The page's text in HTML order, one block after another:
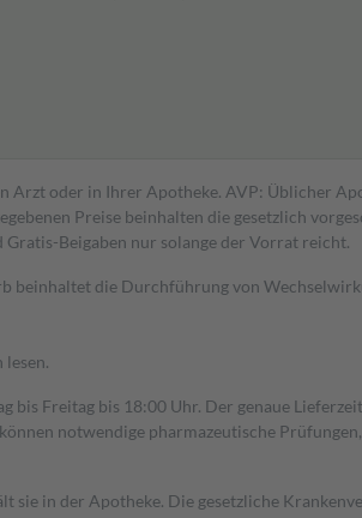
Arzt oder in Ihrer Apotheke. AVP: Üblicher
Preise beinhalten die gesetzlich
Beigaben nur solange der Vorrat reicht.
die Durchführung von
Freitag bis 18:00 Uhr. Der genaue
notwendige pharmazeutische
in der Apotheke. Die gesetzliche